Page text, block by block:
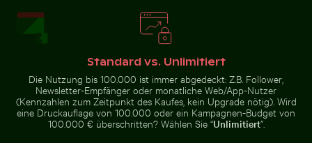
Rosa Seerosen auf einem Teich
Verkehr am Ratchaprasong-Kreuzung in Bangkok
Verkehr am Ratchaprasong-
Funkelnde 2026 Feier
Funkelnde 2026 Feier
Straßenlaterne vor WohngebäudeSteinhaufen im Zen-Stil
Standard vs. Unlimitiert
Die Nutzung bis 100.000 ist immer abgedeckt: Z.B. Follower,
Newsletter-Empfänger oder monatliche Web/App-Nutzer
(Kennzahlen zum Zeitpunkt des Kaufes, kein Upgrade nötig). Wird
eine Druckauflage von 100.000 oder ein Kampagnen-Budget von
100.000 € überschritten? Wählen Sie “Unlimitiert”.